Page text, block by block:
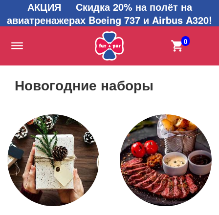
АКЦИЯ Скидка 20% на полёт на
авиатренажерах Boeing 737 и Airbus A320!
0
Новогодние наборы